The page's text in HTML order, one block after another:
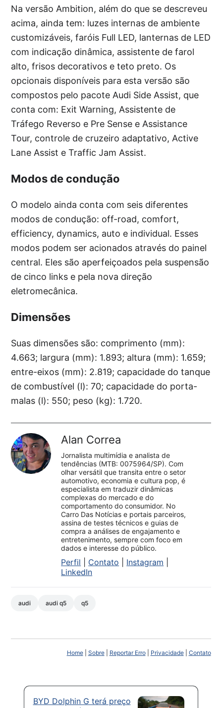
Na versão Ambition, além do que se descreveu
acima, ainda tem: luzes internas de ambiente
customizáveis, faróis Full LED, lanternas de LED
com indicação dinâmica, assistente de farol
alto, frisos decorativos e teto preto. Os
opcionais disponíveis para esta versão são
compostos pelo pacote Audi Side Assist, que
conta com: Exit Warning, Assistente de
Tráfego Reverso e Pre Sense e Assistance
Tour, controle de cruzeiro adaptativo, Active
Lane Assist e Traffic Jam Assist.
Modos de condução
O modelo ainda conta com seis diferentes
modos de condução: off-road, comfort,
efficiency, dynamics, auto e individual. Esses
modos podem ser acionados através do painel
central. Eles são aperfeiçoados pela suspensão
de cinco links e pela nova direção
eletromecânica.
Dimensões
Suas dimensões são: comprimento (mm):
4.663; largura (mm): 1.893; altura (mm): 1.659;
entre-eixos (mm): 2.819; capacidade do tanque
de combustível (l): 70; capacidade do porta-
malas (l): 550; peso (kg): 1.720.
Alan Correa
Jornalista multimídia e analista de
tendências (MTB: 0075964/SP). Com
olhar versátil que transita entre o setor
automotivo, economia e cultura pop, é
especialista em traduzir dinâmicas
complexas do mercado e do
comportamento do consumidor. No
Carro Das Notícias e portais parceiros,
assina de testes técnicos e guias de
compra a análises de engajamento e
entretenimento, sempre com foco em
dados e interesse do público.
Perfil Contato Instagram
LinkedIn
audi audi q5 q5
Home| Sobre| Reportar Erro| Privacidade| Contato
BYD Dolphin G terá preço